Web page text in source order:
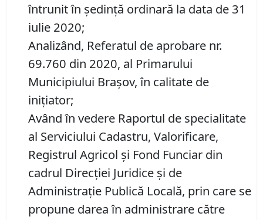
întrunit în ședință ordinară la data de 31
iulie 2020;
Analizând, Referatul de aprobare nr.
69.760 din 2020, al Primarului
Municipiului Brașov, în calitate de
inițiator;
Având în vedere Raportul de specialitate
al Serviciului Cadastru, Valorificare,
Registrul Agricol şi Fond Funciar din
cadrul Direcţiei Juridice şi de
Administraţie Publică Locală, prin care se
propune darea în administrare către